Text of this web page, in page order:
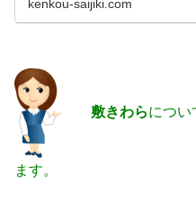
kenkou-saijiki.com
敷きわらについ
ます。